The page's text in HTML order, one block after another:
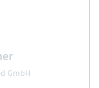
GmbH